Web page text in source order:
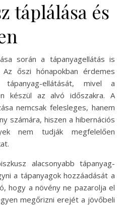
táplálása és
során a tápanyagellátás is
őszi hónapokban érdemes
ellátását, mivel a
készül az alvó időszakra. A
nemcsak felesleges, hanem
számára, hiszen a hibernációs
nem tudják megfelelően
alacsonyabb tápanyag-
a tápanyagok hozzáadását a
hogy a növény ne pazarolja el
megőrizni erejét a jövőbeli